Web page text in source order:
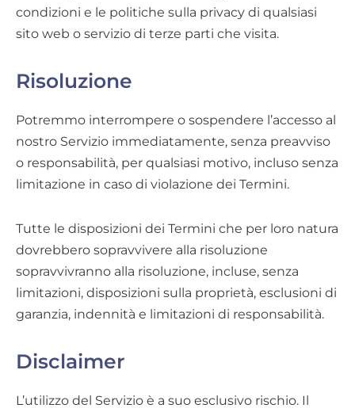
condizioni e le politiche sulla privacy di qualsiasi
sito web o servizio di terze parti che visita.
Risoluzione
Potremmo interrompere o sospendere l’accesso al
nostro Servizio immediatamente, senza preavviso
o responsabilità, per qualsiasi motivo, incluso senza
limitazione in caso di violazione dei Termini.
Tutte le disposizioni dei Termini che per loro natura
dovrebbero sopravvivere alla risoluzione
sopravvivranno alla risoluzione, incluse, senza
limitazioni, disposizioni sulla proprietà, esclusioni di
garanzia, indennità e limitazioni di responsabilità.
Disclaimer
L’utilizzo del Servizio è a suo esclusivo rischio. Il